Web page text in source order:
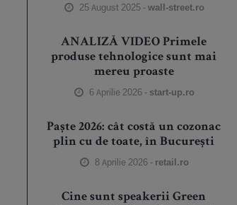
25 August 2025 -wall-street.ro
ANALIZĂ VIDEO Primele
produse tehnologice sunt mai
mereu proaste
6 Aprilie 2026 - start-up.ro
Paște 2026: cât costă un cozonac
plin cu de toate, în București
8 Aprilie 2026 - retail.ro
Cine sunt speakerii Green